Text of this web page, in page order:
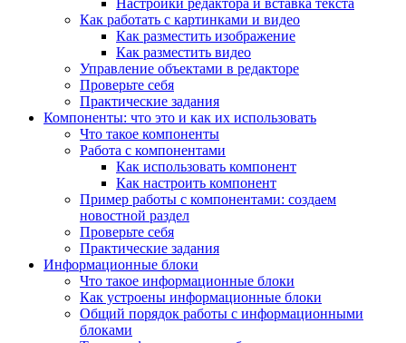
Настройки редактора и вставка текста
Как работать с картинками и видео
Как разместить изображение
Как разместить видео
Управление объектами в редакторе
Проверьте себя
Практические задания
Компоненты: что это и как их использовать
Что такое компоненты
Работа с компонентами
Как использовать компонент
Как настроить компонент
Пример работы с компонентами: создаем
новостной раздел
Проверьте себя
Практические задания
Информационные блоки
Что такое информационные блоки
Как устроены информационные блоки
Общий порядок работы с информационными
блоками